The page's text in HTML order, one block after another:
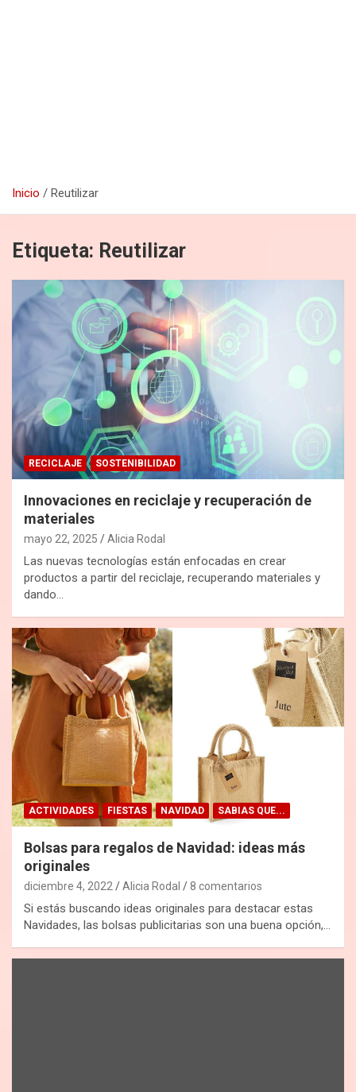
Inicio Reutilizar
Etiqueta: Reutilizar
RECICLAJE SOSTENIBILIDAD
Innovaciones en reciclaje y recuperación de
materiales
mayo 22, 2025 Alicia Rodal
Las nuevas tecnologías están enfocadas en crear
productos a partir del reciclaje, recuperando materiales y
dando…
ACTIVIDADES FIESTAS NAVIDAD SABIAS QUE...
Bolsas para regalos de Navidad: ideas más
originales
diciembre 4, 2022 Alicia Rodal 8 comentarios
Si estás buscando ideas originales para destacar estas
Navidades, las bolsas publicitarias son una buena opción,…